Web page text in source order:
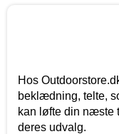
Hos
beklædning, telte,
kan løfte din næste
deres udvalg.